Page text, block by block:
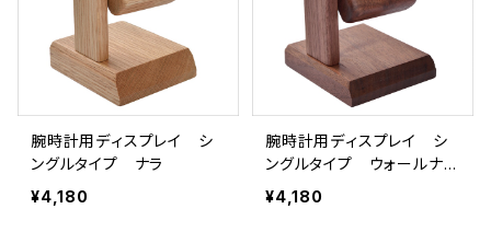
腕時計用ディスプレイ シ
ングルタイプ ナラ
¥4,180
腕時計用ディスプレイ シ
ングルタイプ ウォールナッ
ト
¥4,180